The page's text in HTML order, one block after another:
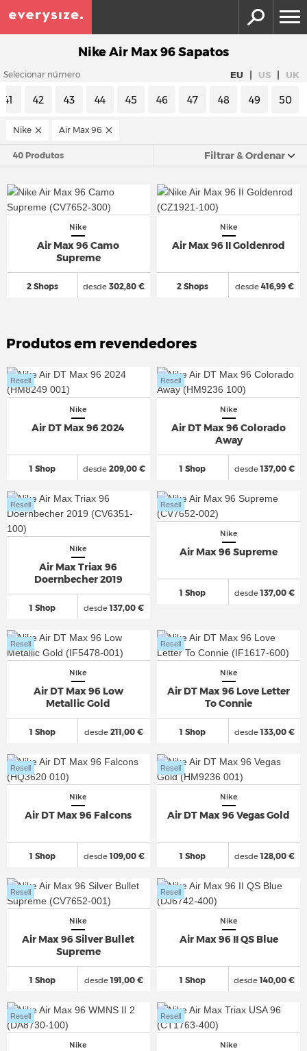
Nike Air Max 96 Sapatos
Selecionar número EU | US | UK
41 42 43 44 45 46 47 48 49 50
Nike Air Max 96
40 Produtos Filtrar & Ordenar
Nike
Air Max 96 Camo
Supreme
2 Shops desde 302,80 €
Nike
Air Max 96 II Goldenrod
2 Shops desde416,99 €
Produtos em revendedores
Nike
Air DT Max 96 2024
1 Shop
Resell
desde209,00 €
Nike
Air DT Max 96 Colorado
Away
1 Shop
Resell
desde137,00 €
Nike
Air Max Triax 96
Doernbecher 2019
1 Shop
Resell
desde137,00 €
Nike
Air Max 96 Supreme
1 Shop
Resell
desde137,00 €
Nike
Air DT Max 96 Low
Metallic Gold
1 Shop
Resell
desde 211,00 €
Nike
Air DT Max 96 Love Letter
To Connie
1 Shop
Resell
desde133,00 €
Nike
Air DT Max 96 Falcons
1 Shop
Resell
desde109,00 €
Nike
Air DT Max 96 Vegas Gold
1 Shop
Resell
desde128,00 €
Nike
Air Max 96 Silver Bullet
Supreme
1 Shop
Resell
desde191,00 €
Nike
Air Max 96 II QS Blue
1 Shop
Resell
desde140,00 €
Nike
Resell
Nike
Resell